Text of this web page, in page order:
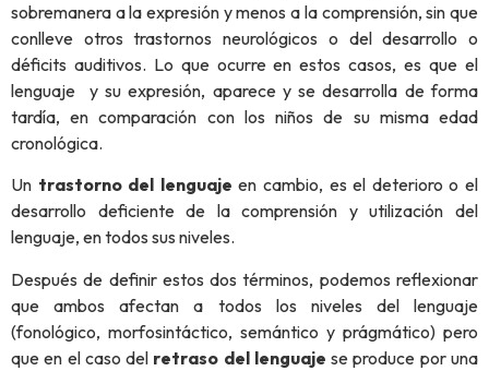
sobremanera a la expresión y menos a la comprensión, sin que
conlleve otros trastornos neurológicos o del desarrollo o
déficits auditivos. Lo que ocurre en estos casos, es que el
lenguaje y su expresión, aparece y se desarrolla de forma
tardía, en comparación con los niños de su misma edad
cronológica.
Un trastorno del lenguaje en cambio, es el deterioro o el
desarrollo deficiente de la comprensión y utilización del
lenguaje, en todos sus niveles.
Después de definir estos dos términos, podemos reflexionar
que ambos afectan a todos los niveles del lenguaje
(fonológico, morfosintáctico, semántico y prágmático) pero
que en el caso del retraso del lenguaje se produce por una